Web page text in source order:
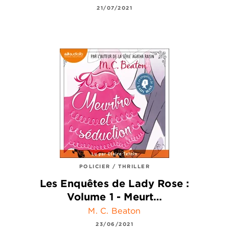
21/07/2021
POLICIER / THRILLER
Les Enquêtes de Lady Rose :
Volume 1 - Meurt…
M. C. Beaton
23/06/2021